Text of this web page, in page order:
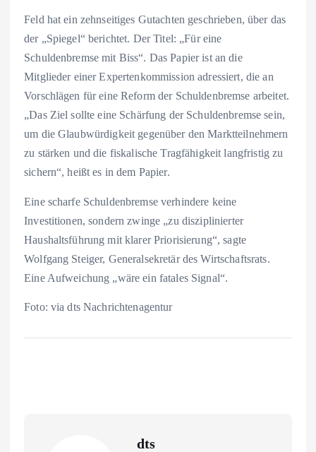
Feld hat ein zehnseitiges Gutachten geschrieben, über das
der „Spiegel“ berichtet. Der Titel: „Für eine
Schuldenbremse mit Biss“. Das Papier ist an die
Mitglieder einer Expertenkommission adressiert, die an
Vorschlägen für eine Reform der Schuldenbremse arbeitet.
„Das Ziel sollte eine Schärfung der Schuldenbremse sein,
um die Glaubwürdigkeit gegenüber den Marktteilnehmern
zu stärken und die fiskalische Tragfähigkeit langfristig zu
sichern“, heißt es in dem Papier.
Eine scharfe Schuldenbremse verhindere keine
Investitionen, sondern zwinge „zu disziplinierter
Haushaltsführung mit klarer Priorisierung“, sagte
Wolfgang Steiger, Generalsekretär des Wirtschaftsrats.
Eine Aufweichung „wäre ein fatales Signal“.
Foto: via dts Nachrichtenagentur
dts